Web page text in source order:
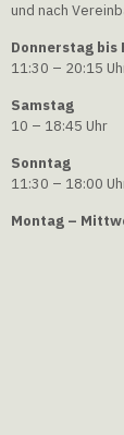
und nach
Donnerstag bis
11:30 – 20:15
Samstag
10 – 18:45 Uhr
Sonntag
11:30 – 18:00
Montag –